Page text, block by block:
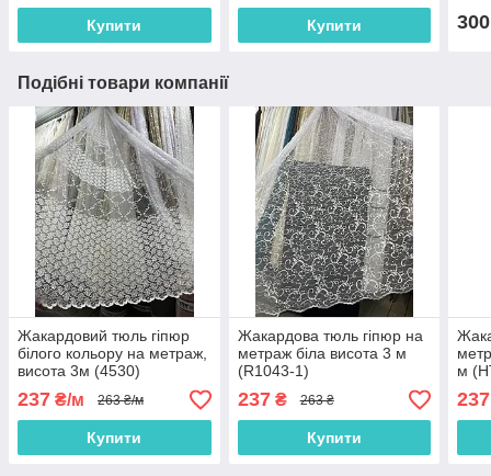
Купити Купити 300
Подібні товари компанії
Жакардовий тюль гіпюр
білого кольору на метраж,
висота 3м (4530)
237 ₴/м 263 ₴/м
Купити
Жакардова тюль гіпюр на
метраж біла висота 3 м
(R1043-1)
237₴ 263 ₴
Купити
м
237